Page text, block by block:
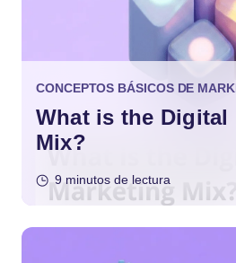
CONCEPTOS BÁSICOS DE
What is the Digital
Mix?
9 minutos de lectura